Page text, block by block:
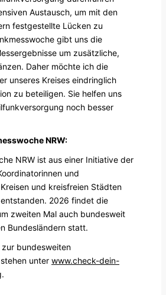
Austausch, um mit den
festgestellte Lücken zu
gibt uns die
um zusätzliche,
Daher möchte ich die
unseres Kreises eindringlich
zu beteiligen. Sie helfen uns
noch besser
NRW:
NRW ist aus einer Initiative der
und
und kreisfreien Städten
2026 findet die
zweiten Mal auch bundesweit
Bundesländern statt.
bundesweiten
unter www.check-dein-